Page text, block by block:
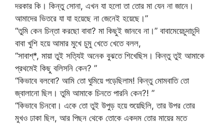
দরকার কি। কিন্তু সোনা, এখন যা হলো তা তোর মা যেন না জানে।
আমাদের ভিতরে যা যা হয়েছে না জেনেই হয়েছে।”
“তুমি কেন চিন্তা করছো বাবা? মা কিছুই জানবে না।” বাবামেয়েচুদাচুদি
বাবা খুশি হয়ে আমার মুখে চুমু খেতে খেতে বলল,
“সাবাশ্*, মায়া তুই সত্যিই অনেক বুঝতে শিখেছিস। কিন্তু তুই আমাকে
প্রথমেই কিছু বলিসনি কেন? ”
“কিভাবে বলবো? আমি তো ঘুমিয়ে পড়েছিলাম! কিন্তু মোমবাতি তো
জ্বালানো ছিল। তুমি আমাকে চিনতে পারনি কেন?! ”
“কিভাবে চিনবো। একে তো তুই উপুড় হয়ে শুয়েছিলি, তার উপর তোর
মুখও ঢাকা ছিল, আর পিছন থেকে তোকে একদম তোর মায়ের মতে